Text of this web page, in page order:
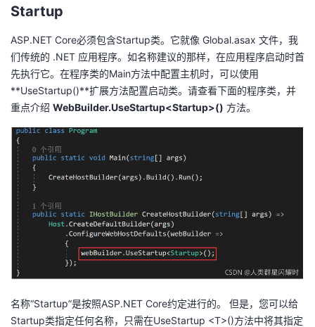
页
开
发
者
我
的
博
客
我
的
论
我
的
子
我
直
的
我
我
Startup
ASP.NET Core必须包含Startup类。它就像 Global.asax 文件，我
们传统的 .NET 应用程序。如名称建议的那样，在应用程序启动时首
先执行它。在程序类的Main方法中配置主机时，可以使用
**UseStartup()**扩展方法配置启动类。请查看下面的程序类，并
重点介绍 WebBuilder.UseStartup<Startup>() 方法。
名称“Startup”是按照ASP.NET Core约定进行的。 但是，您可以给
Startup类指定任何名称，只需在UseStartup <T>()方法中将其指定